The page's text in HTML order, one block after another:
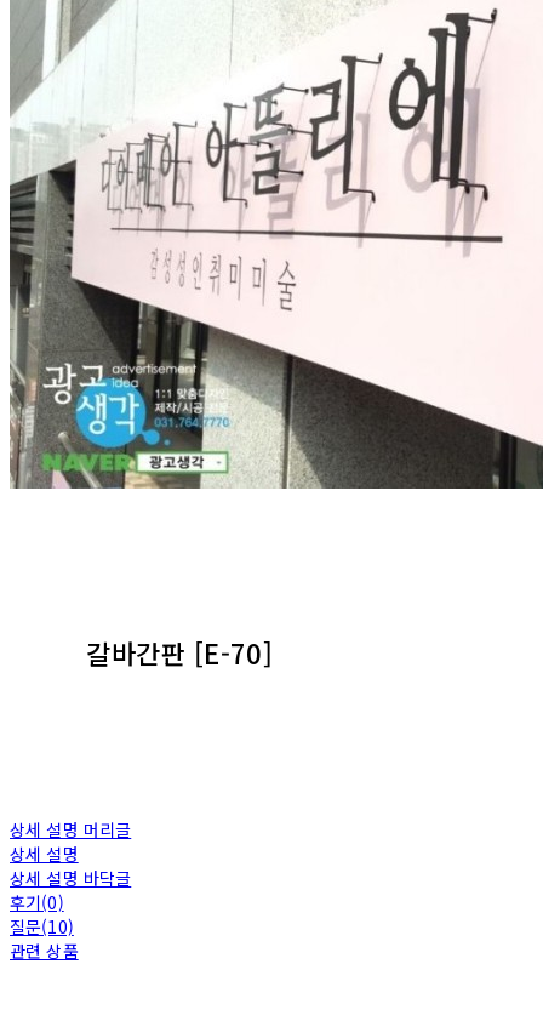
갈바간판 [E-70]
상세 설명 머리글
상세 설명
상세 설명 바닥글
후기(0)
질문(10)
관련 상품